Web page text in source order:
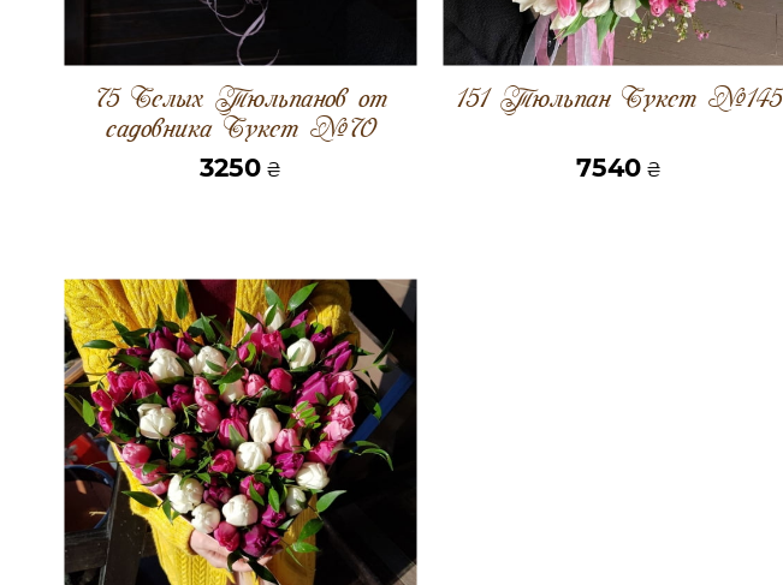
75 Белых Тюльпанов от
садовника Букет №70
3250₴
151 Тюльпан Букет №145
7540 ₴